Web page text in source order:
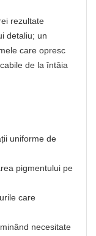
rezultate
detaliu; un
care opresc
de la întâia
uniforme de
pigmentului pe
care
necesitate